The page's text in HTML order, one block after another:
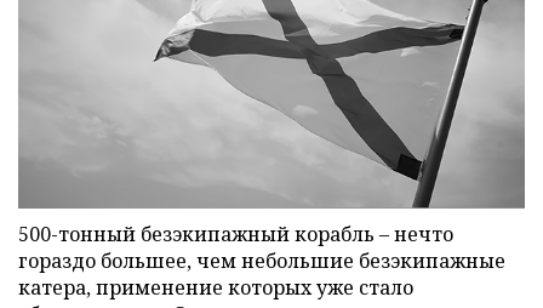
500-тонный безэкипажный корабль – нечто
гораздо большее, чем небольшие безэкипажные
катера, применение которых уже стало